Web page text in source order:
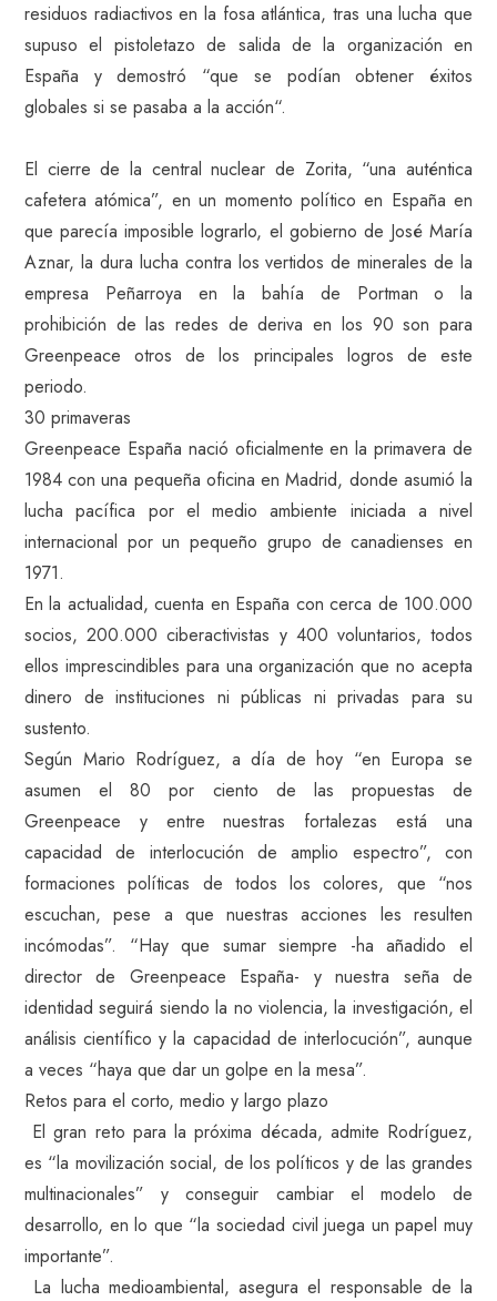
residuos radiactivos en la fosa atlántica, tras una lucha que
supuso el pistoletazo de salida de la organización en
España y demostró “que se podían obtener éxitos
globales si se pasaba a la acción“.
El cierre de la central nuclear de Zorita, “una auténtica
cafetera atómica”, en un momento político en España en
que parecía imposible lograrlo, el gobierno de José María
Aznar, la dura lucha contra los vertidos de minerales de la
empresa Peñarroya en la bahía de Portman o la
prohibición de las redes de deriva en los 90 son para
Greenpeace otros de los principales logros de este
periodo.
30 primaveras
Greenpeace España nació oficialmente en la primavera de
1984 con una pequeña oficina en Madrid, donde asumió la
lucha pacífica por el medio ambiente iniciada a nivel
internacional por un pequeño grupo de canadienses en
1971.
En la actualidad, cuenta en España con cerca de 100.000
socios, 200.000 ciberactivistas y 400 voluntarios, todos
ellos imprescindibles para una organización que no acepta
dinero de instituciones ni públicas ni privadas para su
sustento.
Según Mario Rodríguez, a día de hoy “en Europa se
asumen el 80 por ciento de las propuestas de
Greenpeace y entre nuestras fortalezas está una
capacidad de interlocución de amplio espectro”, con
formaciones políticas de todos los colores, que “nos
escuchan, pese a que nuestras acciones les resulten
incómodas”. “Hay que sumar siempre -ha añadido el
director de Greenpeace España- y nuestra seña de
identidad seguirá siendo la no violencia, la investigación, el
análisis científico y la capacidad de interlocución”, aunque
a veces “haya que dar un golpe en la mesa”.
Retos para el corto, medio y largo plazo
El gran reto para la próxima década, admite Rodríguez,
es “la movilización social, de los políticos y de las grandes
multinacionales” y conseguir cambiar el modelo de
desarrollo, en lo que “la sociedad civil juega un papel muy
importante”.
La lucha medioambiental, asegura el responsable de la